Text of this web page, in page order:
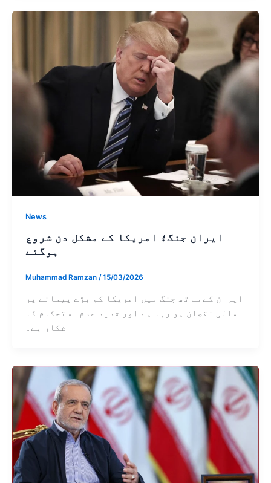
News
ایران جنگ؛ امریکا کے مشکل دن شروع
ہوگئے
Muhammad Ramzan /15/03/2026
ایران کے ساتھ جنگ میں امریکا کو بڑے پیمانے پر
مالی نقصان ہو رہا ہے اور شدید عدم استحکام کا
شکار ہے۔